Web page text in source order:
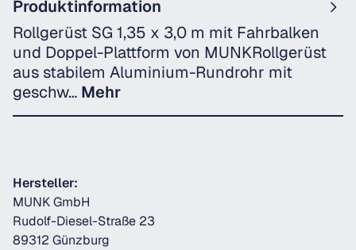
Produktinformation
Rollgerüst SG 1,35 x 3,0 m mit Fahrbalken
und Doppel-Plattform von MUNKRollgerüst
aus stabilem Aluminium-Rundrohr mit
geschw… Mehr
Hersteller:
MUNK GmbH
Rudolf-Diesel-Straße 23
89312 Günzburg